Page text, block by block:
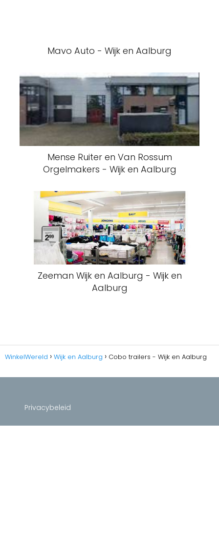
Mavo Auto - Wijk en Aalburg
Mense Ruiter en Van Rossum
Orgelmakers - Wijk en Aalburg
Zeeman Wijk en Aalburg - Wijk en
Aalburg
WinkelWereld Wijk en Aalburg Cobo trailers - Wijk en Aalburg
Privacybeleid